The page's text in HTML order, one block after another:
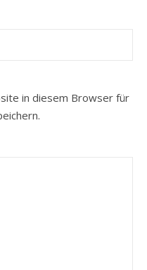
in diesem Browser für